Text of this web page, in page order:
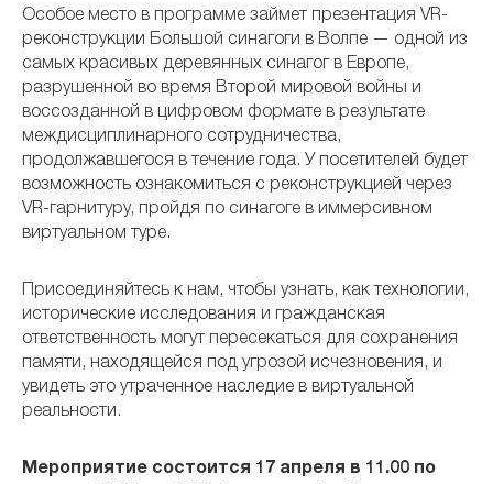
Особое место в программе займет презентация VR-
реконструкции Большой синагоги в Волпе — одной из
самых красивых деревянных синагог в Европе,
разрушенной во время Второй мировой войны и
воссозданной в цифровом формате в результате
междисциплинарного сотрудничества,
продолжавшегося в течение года. У посетителей будет
возможность ознакомиться с реконструкцией через
VR-гарнитуру, пройдя по синагоге в иммерсивном
виртуальном туре.
Присоединяйтесь к нам, чтобы узнать, как технологии,
исторические исследования и гражданская
ответственность могут пересекаться для сохранения
памяти, находящейся под угрозой исчезновения, и
увидеть это утраченное наследие в виртуальной
реальности.
Мероприятие состоится 17 апреля в 11.00 по